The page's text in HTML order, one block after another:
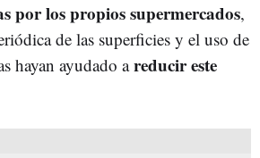
por los propios supermercados,
de las superficies y el uso de
hayan ayudado areducir este